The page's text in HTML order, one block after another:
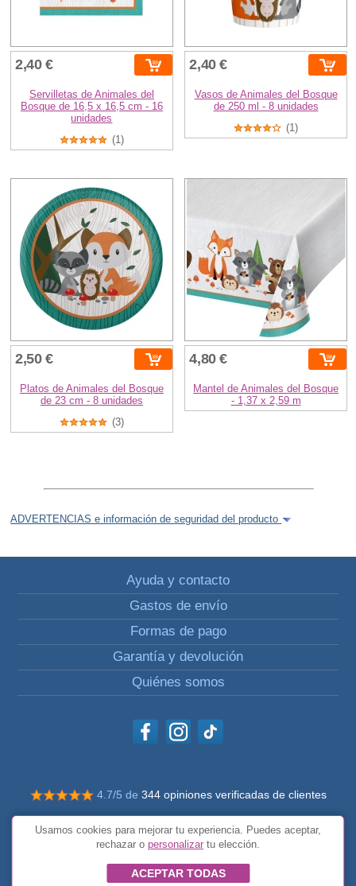
2,40 €
Servilletas de Animales del
Bosque de 16,5 x 16,5 cm - 16
unidades
(1)
2,40 €
Vasos de Animales del Bosque
de 250 ml - 8 unidades
(1)
2,50 €
Platos de Animales del Bosque
de 23 cm - 8 unidades
(3)
4,80 €
Mantel de Animales del Bosque
- 1,37 x 2,59 m
ADVERTENCIAS e información de seguridad del producto
Ayuda y contacto
Gastos de envío
Formas de pago
Garantía y devolución
Quiénes somos
4.7/5 de 344 opiniones verificadas de clientes
© Todos los derechos reservados Impulsivos
Condiciones generales
Usamos cookies para mejorar tu experiencia. Puedes aceptar,
rechazar o personalizar tu elección.
ACEPTAR TODAS